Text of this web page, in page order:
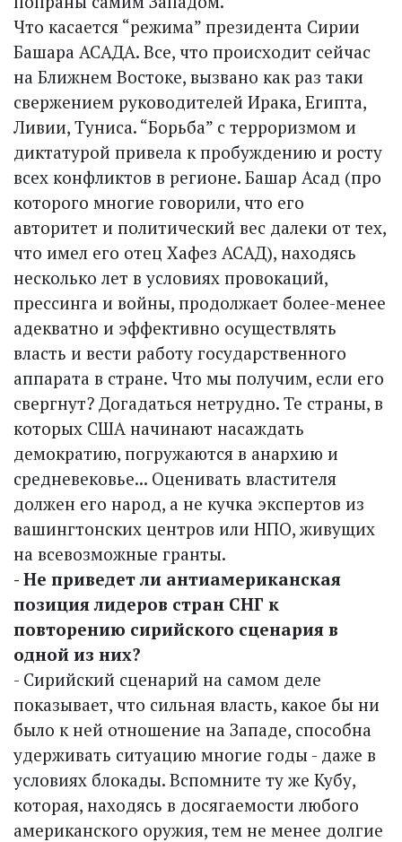
Что касается “режима” президента Сирии
Башара АСАДА. Все, что происходит сейчас
на Ближнем Востоке, вызвано как раз таки
свержением руководителей Ирака, Египта,
Ливии, Туниса. “Борьба” с терроризмом и
диктатурой привела к пробуждению и росту
всех конфликтов в регионе. Башар Асад (про
которого многие говорили, что его
авторитет и политический вес далеки от тех,
что имел его отец Хафез АСАД), находясь
несколько лет в условиях провокаций,
прессинга и войны, продолжает более-менее
адекватно и эффективно осуществлять
власть и вести работу государственного
аппарата в стране. Что мы получим, если его
свергнут? Догадаться нетрудно. Те страны, в
которых США начинают насаждать
демократию, погружаются в анархию и
средневековье... Оценивать властителя
должен его народ, а не кучка экспертов из
вашингтонских центров или НПО, живущих
на всевозможные гранты.
- Не приведет ли антиамериканская
позиция лидеров стран СНГ к
повторению сирийского сценария в
одной из них?
- Сирийский сценарий на самом деле
показывает, что сильная власть, какое бы ни
было к ней отношение на Западе, способна
удерживать ситуацию многие годы - даже в
условиях блокады. Вспомните ту же Кубу,
которая, находясь в досягаемости любого
американского оружия, тем не менее долгие